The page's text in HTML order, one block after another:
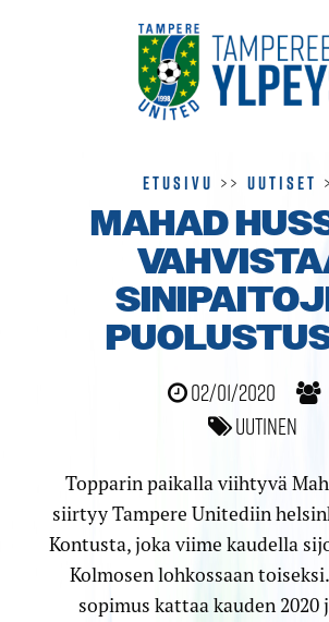
Etusivu >>Uutiset
MAHAD
02/01/2020
Uutinen
Topparin paikalla viihtyvä
siirtyy Tampere Unitediin
Kontusta, joka viime kaudella
Kolmosen lohkossaan toiseksi.
sopimus kattaa kauden 2020